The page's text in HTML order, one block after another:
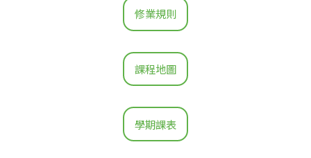
修業規則
課程地圖
學期課表